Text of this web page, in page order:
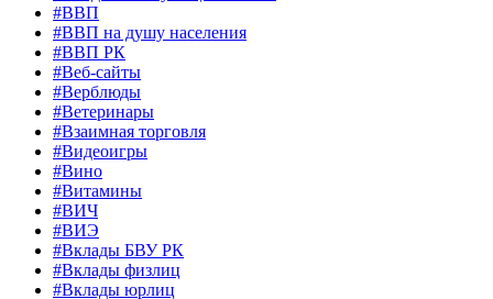
#ВВП
#ВВП на душу населения
#ВВП РК
#Веб-сайты
#Верблюды
#Ветеринары
#Взаимная торговля
#Видеоигры
#Вино
#Витамины
#ВИЧ
#ВИЭ
#Вклады БВУ РК
#Вклады физлиц
#Вклады юрлиц